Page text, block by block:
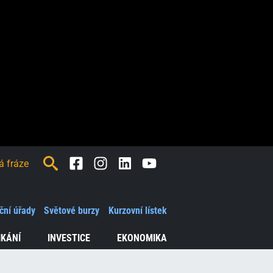
INVESTICE EKONOMIKA
úřady Světové burzy Kurzovní lístek
FacebookInstagramLinkedInYoutube